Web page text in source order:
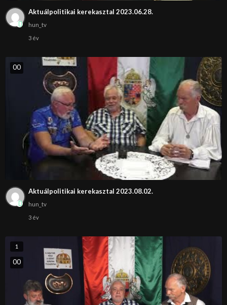
Aktuálpolitikai kerekasztal 2023.06.28.
hun_tv
3 év
00
Aktuálpolitikai kerekasztal 2023.08.02.
hun_tv
3 év
1
00